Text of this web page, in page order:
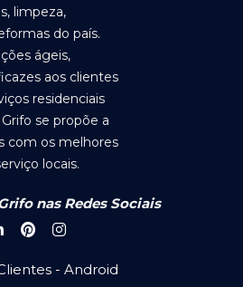
limpeza,
do país.
ágeis,
aos clientes
residenciais
se propõe a
com os melhores
locais.
nas Redes Sociais
- Android